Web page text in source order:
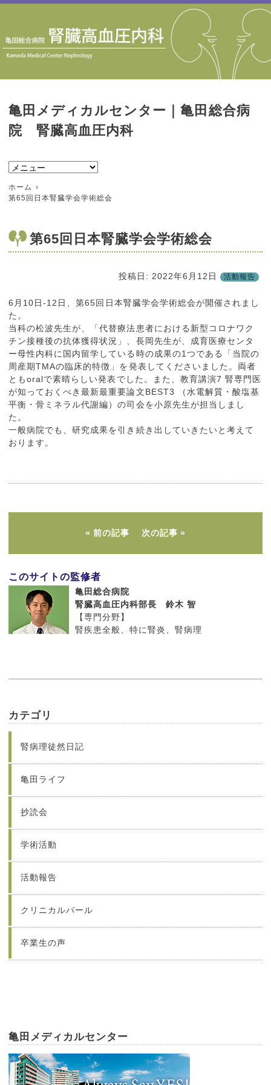
亀田メディカルセンター｜亀田総合病
院 腎臓高血圧内科
ホーム
第65回日本腎臓学会学術総会
第65回日本腎臓学会学術総会
投稿日: 2022年6月12日 活動報告
6月10日-12日、第65回日本腎臓学会学術総会が開催されまし
た。
当科の松波先生が、「代替療法患者における新型コロナワク
チン接種後の抗体獲得状況」、長岡先生が、成育医療センタ
ー母性内科に国内留学している時の成果の1つである「当院の
周産期TMAの臨床的特徴」を発表してくださいました。両者
ともoralで素晴らしい発表でした。また、教育講演7 腎専門医
が知っておくべき最新最重要論文BEST3 （水電解質・酸塩基
平衡・骨ミネラル代謝編）の司会を小原先生が担当しまし
た。
一般病院でも、研究成果を引き続き出していきたいと考えて
おります。
前の記事 次の記事
このサイトの監修者
亀田総合病院
腎臓高血圧内科部長 鈴木 智
【専門分野】
腎疾患全般、特に腎炎、腎病理
カテゴリ
腎病理徒然日記
亀田ライフ
抄読会
学術活動
活動報告
クリニカルパール
卒業生の声
亀田メディカルセンター